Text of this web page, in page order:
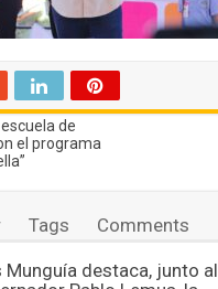
de
el programa
Tags Comments
Munguía destaca, junto al